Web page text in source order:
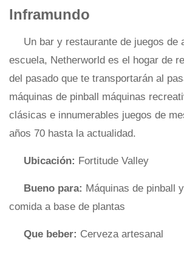
Inframundo
Un bar y restaurante de juegos de
escuela, Netherworld es el hogar de
del pasado que te transportarán al
máquinas de pinball máquinas
clásicas e innumerables juegos de
años 70 hasta la actualidad.
Ubicación: Fortitude Valley
Bueno para: Máquinas de pinball
comida a base de plantas
Que beber: Cerveza artesanal